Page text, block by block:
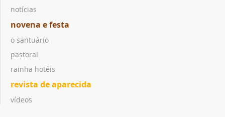
notícias
novena e festa
o santuário
pastoral
rainha hotéis
revista de aparecida
vídeos